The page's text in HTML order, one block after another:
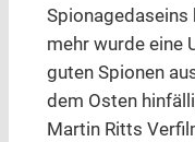
Spionagedaseins
mehr wurde eine
guten Spionen
dem Osten
Martin Ritts